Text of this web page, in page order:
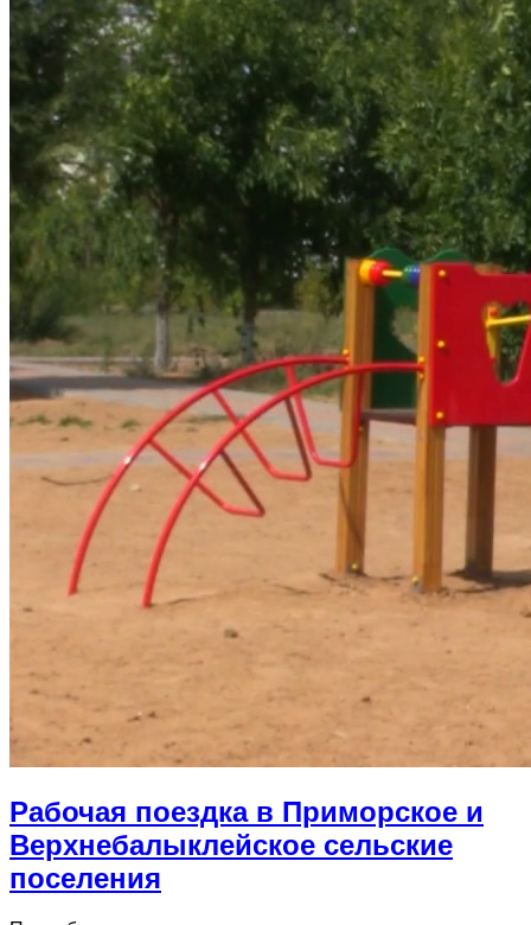
Рабочая поездка в Приморское и
Верхнебалыклейское сельские
поселения